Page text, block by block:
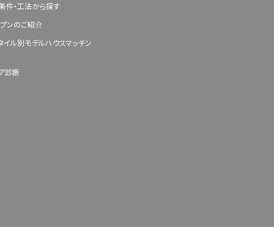
件・工法から探す
ンのご紹介
イル別モデルハウスマッチン
診断